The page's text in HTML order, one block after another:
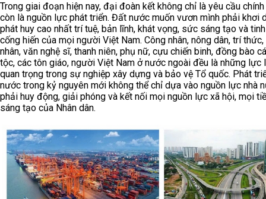
Trong giai đoạn hiện nay, đại đoàn kết không chỉ là yêu cầu
còn là nguồn lực phát triển. Đất nước muốn vươn mình phải khơi
phát huy cao nhất trí tuệ, bản lĩnh, khát vọng, sức sáng tạo và
cống hiến của mọi người Việt Nam. Công nhân, nông dân, trí thức,
nhân, văn nghệ sĩ, thanh niên, phụ nữ, cựu chiến binh, đồng bào
tộc, các tôn giáo, người Việt Nam ở nước ngoài đều là những lực
quan trọng trong sự nghiệp xây dựng và bảo vệ Tổ quốc. Phát
nước trong kỷ nguyên mới không thể chỉ dựa vào nguồn lực nhà
phải huy động, giải phóng và kết nối mọi nguồn lực xã hội, mọi
sáng tạo của Nhân dân.